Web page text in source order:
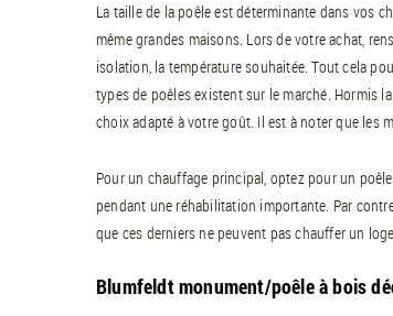
La taille de la poêle est déterminante dans vos
même grandes maisons. Lors de votre achat,
isolation, la température souhaitée. Tout cela
types de poêles existent sur le marché. Hormis
choix adapté à votre goût. Il est à noter que les
Pour un chauffage principal, optez pour un
pendant une réhabilitation importante. Par
que ces derniers ne peuvent pas chauffer un
Blumfeldt monument/poêle à bois